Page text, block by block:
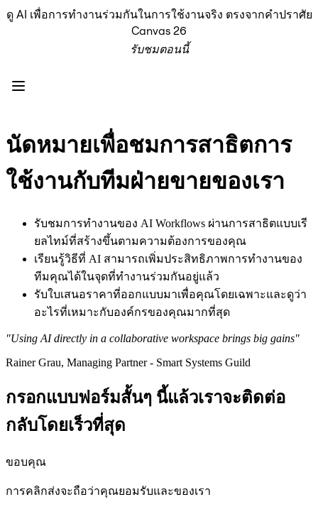
ภาพรวม AI
AI Workflows
เซิร์ฟเวอร์ MCP
เซิร์ฟเวอร์ MCP
Blueprints
การผสานรวม
ความปลอดภัย
Enterprise Guard
แพลตฟอร์มสำหรับนักพัฒนา
ดาวน์โหลดแอป
รูปแบบ
ไดอะแกรม
คัมบัง
Timeline
TalkTrack
Tables
Docs
กรณีใช้งาน
เรื่องเด่น
ดู AI เพื่อการทำงานร่วมกันในการใช้งานจริง ตรงจากคำปราศัย
Canvas 26
รับชมตอนนี้
นัดหมายเพื่อชมการสาธิตการ
ใช้งานกับทีมฝ่ายขายของเรา
รับชมการทำงานของ AI Workflows ผ่านการสาธิตแบบเรี
ยลไทม์ที่สร้างขึ้นตามความต้องการของคุณ
เรียนรู้วิธีที่ AI สามารถเพิ่มประสิทธิภาพการทำงานของ
ทีมคุณได้ในจุดที่ทำงานร่วมกันอยู่แล้ว
รับใบเสนอราคาที่ออกแบบมาเพื่อคุณโดยเฉพาะและดูว่า
อะไรที่เหมาะกับองค์กรของคุณมากที่สุด
"Using AI directly in a collaborative workspace brings big gains"
Rainer Grau, Managing Partner - Smart Systems Guild
กรอกแบบฟอร์มสั้นๆ นี้แล้วเราจะติดต่อ
กลับโดยเร็วที่สุด
ขอบคุณ
การคลิกส่งจะถือว่าคุณยอมรับและของเรา